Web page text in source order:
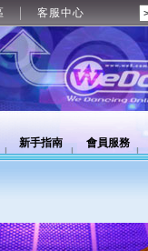
客服中心
新手指南 會員服務